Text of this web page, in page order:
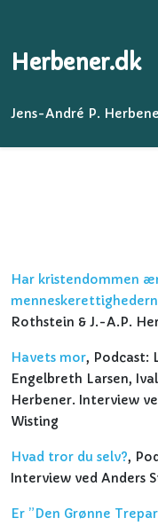
Herbener.dk
Jens-André P.
Har kristendommen
Rothstein & J.-A.P.
Havets mor, Podcast:
Engelbreth Larsen,
Herbener. Interview
Wisting
Hvad tror du selv?,
Interview ved Anders
Er ”Den Grønne